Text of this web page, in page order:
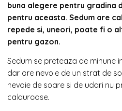
buna alegere pentru gradina
pentru aceasta. Sedum are
repede si, uneori, poate fi o
pentru gazon.
Sedum se preteaza de minune
dar are nevoie de un strat de
nevoie de soare si de udari nu
calduroase.